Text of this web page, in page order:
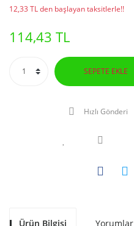
12,33 TL den başlayan taksitlerle!!
114,43 TL
SEPETE EKLE
Hızlı Gönderi
Ürün Bilgisi Yorumlar